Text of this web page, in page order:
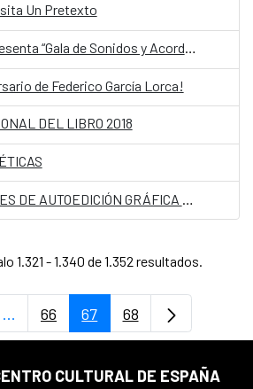
Un Pretexto
Banda Nacional presenta “Gala de Sonidos y Acordes”
de Federico García Lorca!
DEL LIBRO 2018
1.321 - 1.340 de 1.352 resultados.
...Páginas intermedias Use TAB para
Página
66 Página
67 Página
68
CULTURAL DE ESPAÑA